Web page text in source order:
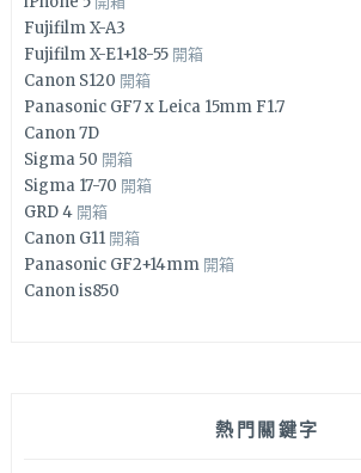
Fujifilm X-A3
Fujifilm X-E1+18-55 開箱
Canon S120 開箱
Panasonic GF7 x Leica 15mm F1.7
Canon 7D
Sigma 50 開箱
Sigma 17-70 開箱
GRD 4 開箱
Canon G11 開箱
Panasonic GF2+14mm 開箱
Canon is850
熱門關鍵字